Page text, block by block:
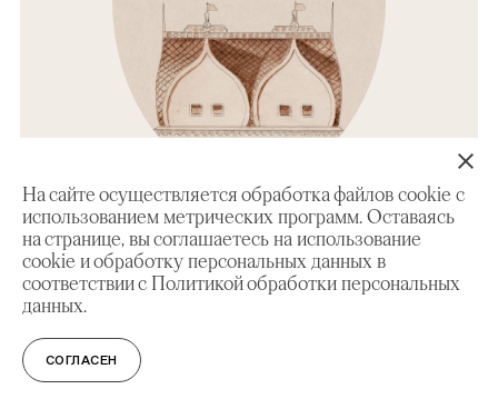
На сайте осуществляется обработка файлов cookie с
использованием метрических программ. Оставаясь
на странице, вы соглашаетесь на использование
cookie и обработку персональных данных в
соответствии с Политикой обработки персональных
данных.
СОГЛАСЕН
ЭКСКУРСИЯ
Экскурсия по выставке «Под покровом
Боголюбской. Путь надежды»